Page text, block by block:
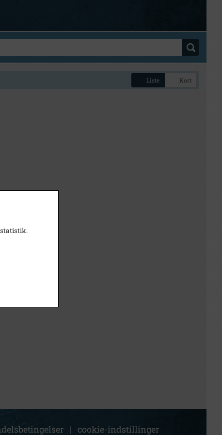
Liste Kort
| cookie-indstillinger